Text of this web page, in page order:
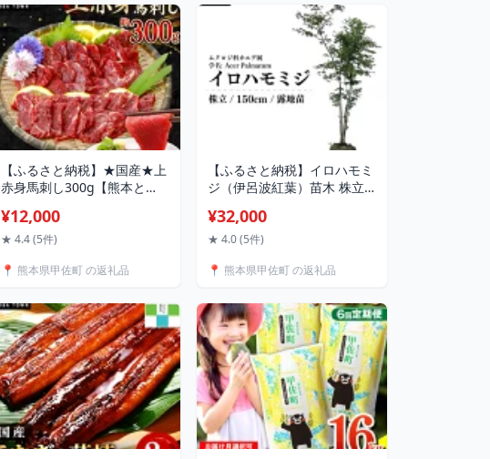
【ふるさと納税】★国産★上
赤身馬刺し300g【熊本と
お肉 馬刺し 馬肉 赤身 おかず
おつまみ あっさり 冷凍 ブロ
本県 甲佐町【価格変更ZA】
¥12,000
★ 4.4 (5件)
📍 熊本県甲佐町 の返礼品
【ふるさと納税】イロハモミ
ジ（伊呂波紅葉）苗木 株立
ルツリー 落葉樹 植木 庭木
¥32,000
★ 4.0 (5件)
📍 熊本県甲佐町 の返礼品